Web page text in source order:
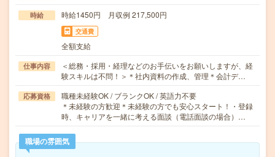
時給 時給1450円 月収例 217,500円
交通費
全額支給
仕事内容
＜総務・採用・経理などのお手伝いをお願いしますが、経
験スキルは不問！＞＊社内資料の作成、管理＊会計デ…
応募資格
職種未経験OK / ブランクOK / 英語力不要
＊未経験の方歓迎＊未経験の方でも安心スタート！・登録
時、キャリアを一緒に考える面談（電話面談の場合）…
職場の雰囲気